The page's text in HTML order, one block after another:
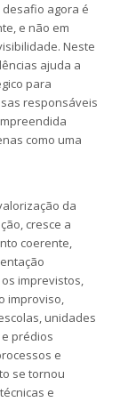
agora é
e não em
Neste
ajuda a
para
responsáveis
como uma
da
cresce a
coerente,
imprevistos,
improviso,
unidades
prédios
e
se tornou
e